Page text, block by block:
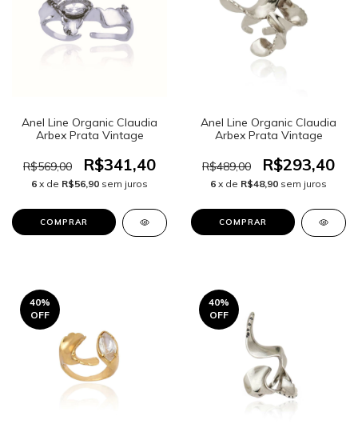
Anel Line Organic Claudia
Arbex Prata Vintage
R$569,00 R$341,40
6 x de R$56,90 sem juros
Anel Line Organic Claudia
Arbex Prata Vintage
R$489,00 R$293,40
6 x de R$48,90 sem juros
40%
OFF
40%
OFF